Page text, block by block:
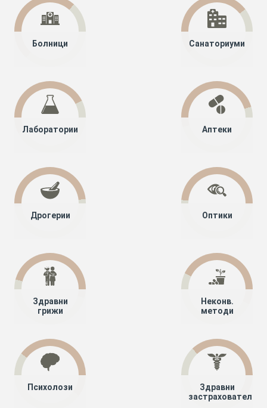
Болници Санаториуми
Лаборатории Аптеки
Дрогерии Оптики
Здравни
грижи
Неконв.
методи
Психолози
Здравни
застрахователи